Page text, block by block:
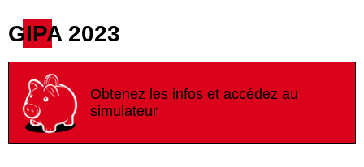
GIPA 2023
Obtenez les infos et accédez au
simulateur